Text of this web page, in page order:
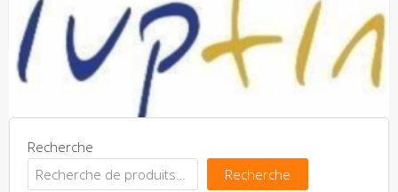
ESBanque
Recherche
Recherche